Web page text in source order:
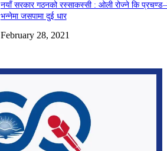
नयाँ सरकार गठनको रस्साकस्सी : ओली रोज्ने कि
भन्नेमा जसपामा दुई धार
February 28, 2021